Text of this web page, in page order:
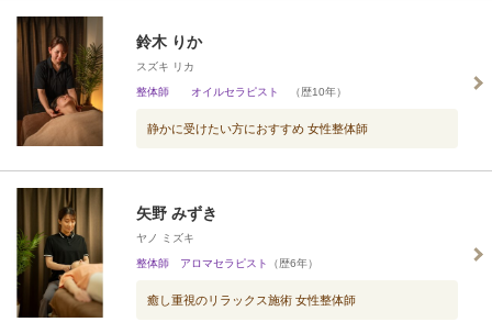
鈴木 りか
スズキ リカ
整体師 オイルセラピスト （歴10年）
静かに受けたい方におすすめ 女性整体師
矢野 みずき
ヤノ ミズキ
整体師 アロマセラピスト （歴6年）
癒し重視のリラックス施術 女性整体師